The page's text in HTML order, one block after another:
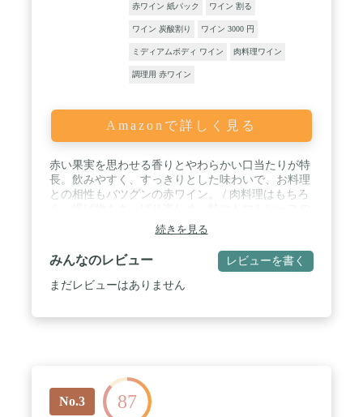
赤ワイン 紙パック ワイン 割る
ワイン 炭酸割り ワイン 3000 円
ミディアムボディ ワイン 肉料理ワイン
調理用 赤ワイン
Amazonで詳しく見る
赤い果実を思わせる香りとやわらかい口当たりが特
長。飲みやすく、すっきりとした味わいで、お料理
との相性もバツグンの赤ワイン。 / 肉料理はもちろ
パスタとの相性抜群。 / 一時的に通常品と注ぎ口の
位置が異なる2種類の商品がございます。味わいの
変更はございません。 / ブラント名:
TAVERNELLO(タヴェルネッロ) / メーカー名: サン
トリー
続きを見る
みんなのレビュー レビューを書く
まだレビューはありません
No.3 87